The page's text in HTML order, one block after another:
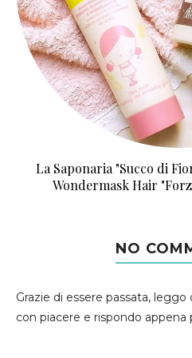
La Saponaria "Succo di
Wondermask Hair
NO
Grazie di essere passata,
con piacere e rispondo appena